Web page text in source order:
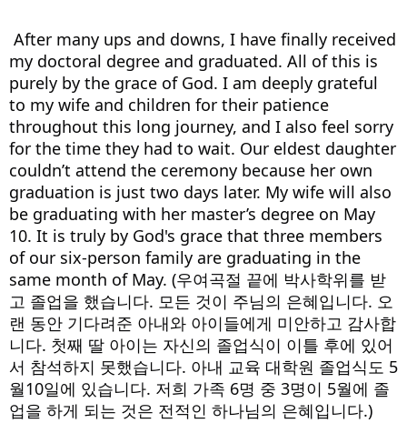
After many ups and downs, I have finally received
my doctoral degree and graduated. All of this is
purely by the grace of God. I am deeply grateful
to my wife and children for their patience
throughout this long journey, and I also feel sorry
for the time they had to wait. Our eldest daughter
couldn’t attend the ceremony because her own
graduation is just two days later. My wife will also
be graduating with her master’s degree on May
10. It is truly by God's grace that three members
of our six-person family are graduating in the
same month of May. (우여곡절 끝에 박사학위를 받
고 졸업을 했습니다. 모든 것이 주님의 은혜입니다. 오
랜 동안 기다려준 아내와 아이들에게 미안하고 감사합
니다. 첫째 딸 아이는 자신의 졸업식이 이틀 후에 있어
서 참석하지 못했습니다. 아내 교육 대학원 졸업식도 5
월10일에 있습니다. 저희 가족 6명 중 3명이 5월에 졸
업을 하게 되는 것은 전적인 하나님의 은혜입니다.)